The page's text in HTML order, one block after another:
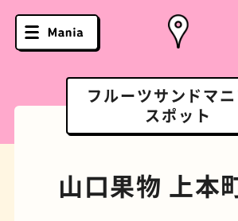
フルーツサンドマニ
スポット
山口果物 上本